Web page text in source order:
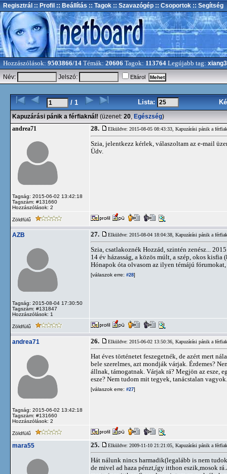
Regisztrál :: Profil :: Beállítás :: Tagok :: Szavazógép :: Csoportok :: Segítség
Hozzászólások: 9503866/14 Témák: 20606 Tagok: 113764 Legújabb tag:
Név:
Jelszó: Eltárol
/ 1 Lista:
Kapuzárási pánik a férfiaknál! (üzenet: 20, Egészség)
andrea71
Tagság: 2015-06-02 13:42:18
Tagszám: #131660
Hozzászólások: 2
28. Elküldve: 2015-08-05 08:43:33, Kapuzárási pánik a
Szia, jelentkezz kérlek, válaszoltam az e-mail
Üdv.
Zöldfülű
AZB
Tagság: 2015-08-04 17:30:50
Tagszám: #131847
Hozzászólások: 1
27. Elküldve: 2015-08-04 18:04:38, Kapuzárási pánik a
Szia, csatlakoznék Hozzád, szintén zenész...
14 év házasság, a közös múlt, a szép, okos
Hónapok óta olvasom az ilyen témájú
[válaszok erre: #28]
Zöldfülű
andrea71
Tagság: 2015-06-02 13:42:18
Tagszám: #131660
Hozzászólások: 2
26. Elküldve: 2015-06-02 13:50:36, Kapuzárási pánik a
Hat éves történetet feszegetnék, de azért mert
bele szerelmes, azt mondják várjak. Érdemes?
állnak, támogatnak. Várjak rá? Megjön az esze,
esze? Nem tudom mit tegyek, tanácstalan vagyok.
[válaszok erre: #27]
Zöldfülű
mara55 25. Elküldve: 2009-11-10 21:21:05, Kapuzárási pánik a
Hát nálunk nincs harmadik(legalább is nem
de mivel ad haza pénzt,így itthon eszik,mosok